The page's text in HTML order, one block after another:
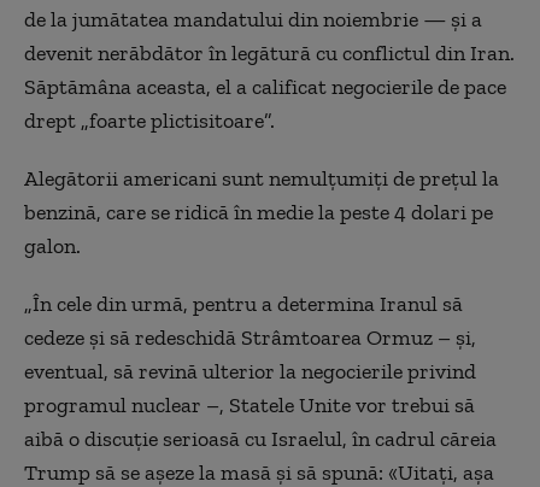
de la jumătatea mandatului din noiembrie — și a
devenit nerăbdător în legătură cu conflictul din Iran.
Săptămâna aceasta, el a calificat negocierile de pace
drept „foarte plictisitoare”.
Alegătorii americani sunt nemulțumiți de prețul la
benzină, care se ridică în medie la peste 4 dolari pe
galon.
„În cele din urmă, pentru a determina Iranul să
cedeze și să redeschidă Strâmtoarea Ormuz – și,
eventual, să revină ulterior la negocierile privind
programul nuclear –, Statele Unite vor trebui să
aibă o discuție serioasă cu Israelul, în cadrul căreia
Trump să se așeze la masă și să spună: «Uitați, așa